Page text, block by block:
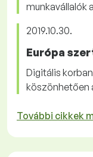
munkavállalók
2019.10.30.
Európa
Digitális
köszönhetően
További cikkek